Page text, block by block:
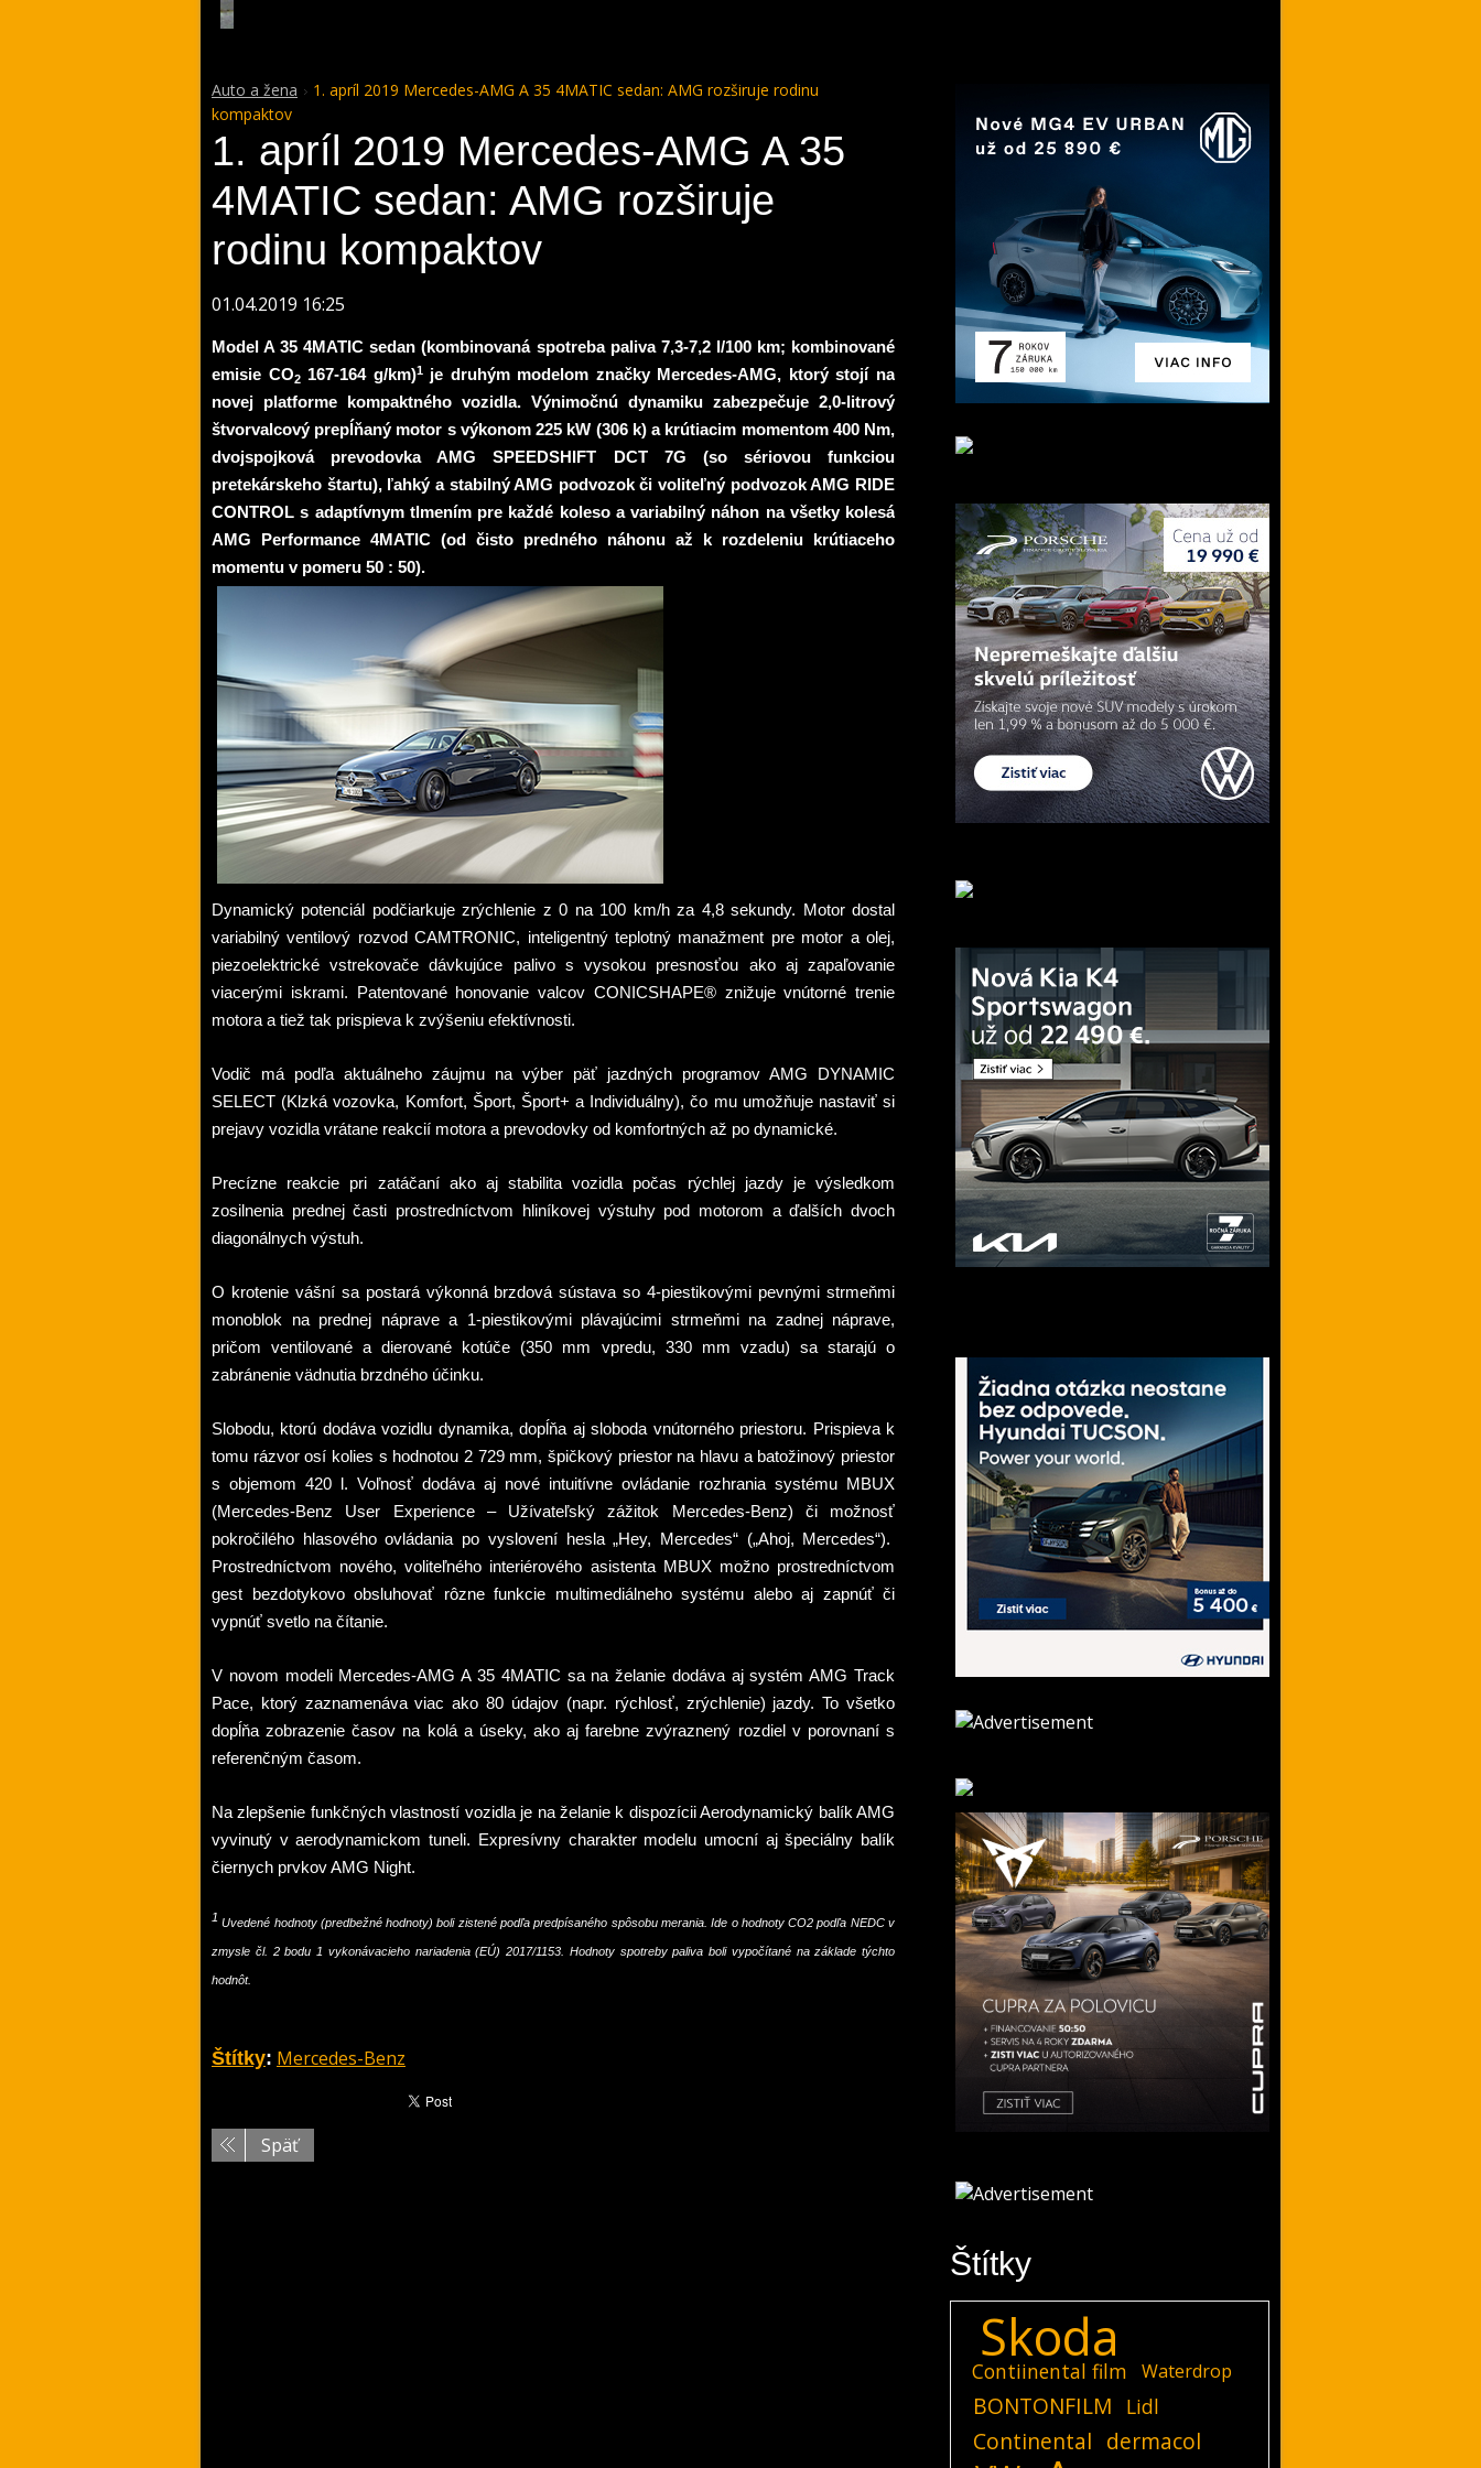
Auto a žena
1. apríl 2019 Mercedes-AMG A 35 4MATIC sedan: AMG rozširuje rodinu
kompaktov
1. apríl 2019 Mercedes-AMG A 35
4MATIC sedan: AMG rozširuje
rodinu kompaktov
01.04.2019 16:25
Model A 35 4MATIC sedan (kombinovaná spotreba paliva 7,3-7,2 l/100 km; kombinované
emisie CO2167-164 g/km)1je druhým modelom značky Mercedes-AMG, ktorý stojí na
novej platforme kompaktného vozidla. Výnimočnú dynamiku zabezpečuje 2,0-litrový
štvorvalcový prep ĺňaný motor s výkonom 225 kW (306 k) a krútiacim momentom 400 Nm,
dvojspojková prevodovka AMG SPEEDSHIFT DCT 7G (so sériovou funkciou
pretekárskeho štartu), ľahký a stabilný AMG podvozokči volite ľný podvozok AMG RIDE
CONTROL s adaptívnym tlmením pre každé koleso a variabilný náhon na všetky kolesá
AMG Performance 4MATIC (od čisto predného náhonu až k rozdeleniu krútiaceho
momentu v pomeru 50 : 50).
Dynamický potenciál podčiarkuje zrýchlenie z 0 na 100 km/h za 4,8 sekundy. Motor dostal
variabilný ventilový rozvod CAMTRONIC, inteligentný teplotný manažment pre motor a olej,
piezoelektrické vstrekovače dávkujúce palivo s vysokou presnosťou ako aj zapaľovanie
viacerými iskrami. Patentované honovanie valcov CONICSHAPE® znižuje vnútorné trenie
motora a tiež tak prispieva k zvýšeniu efektívnosti.
Vodič má pod ľa aktuálneho záujmu na výber päť jazdných programov AMG DYNAMIC
SELECT (Klzká vozovka, Komfort, Šport, Šport+ a Individuálny),čo mu umožňuje nastaviťsi
prejavy vozidla vrátane reakcií motora a prevodovky od komfortných až po dynamické.
Precízne reakcie pri zatáčaní ako aj stabilita vozidla počas rýchlej jazdy je výsledkom
zosilnenia prednejčasti prostredníctvom hliníkovej výstuhy pod motorom aďalších dvoch
diagonálnych výstuh.
O krotenie vášní sa postará výkonná brzdová sústava so 4-piestikovými pevnými strmeňmi
monoblok na prednej náprave a 1-piestikovými plávajúcimi strmeňmi na zadnej náprave,
pričom ventilované a dierované kotúče (350 mm vpredu, 330 mm vzadu) sa starajú o
zabránenie vädnutia brzdného účinku.
Slobodu, ktorú dodáva vozidlu dynamika, dop ĺňa aj sloboda vnútorného priestoru. Prispieva k
tomu rázvor osí kolies s hodnotou 2 729 mm, špičkový priestor na hlavu a batožinový priestor
s objemom 420 l. Voľnosť dodáva aj nové intuitívne ovládanie rozhrania systému MBUX
(Mercedes-Benz User Experience – Užívateľský zážitok Mercedes-Benz) či možnosť
pokročilého hlasového ovládania po vyslovení hesla „Hey, Mercedes“ („Ahoj, Mercedes“).
Prostredníctvom nového, voliteľného interiérového asistenta MBUX možno prostredníctvom
gest bezdotykovo obsluhovať rôzne funkcie multimediálneho systému alebo aj zapnúť či
vypnúť svetlo na čítanie.
V novom modeli Mercedes-AMG A 35 4MATIC sa na želanie dodáva aj systém AMG Track
Pace, ktorý zaznamenáva viac ako 80 údajov (napr. rýchlosť, zrýchlenie) jazdy. To všetko
dop ĺňa zobrazeniečasov na kolá a úseky, ako aj farebne zvýraznený rozdiel v porovnaní s
referenčným časom.
Na zlepšenie funkčných vlastností vozidla je na želanie k dispozícii Aerodynamický balík AMG
vyvinutý v aerodynamickom tuneli. Expresívny charakter modelu umocní aj špeciálny balík
čiernych prvkov AMG Night.
1 Uvedené hodnoty (predbežné hodnoty) boli zistené podľa predpísaného spôsobu merania. Ide o hodnoty CO2 podľa NEDC v
zmysle čl. 2 bodu 1 vykonávacieho nariadenia (EÚ) 2017/1153. Hodnoty spotreby paliva boli vypočítané na základe týchto
hodnôt.
Štítky: Mercedes-Benz
Späť
Štítky
Skoda
Contiinental film Waterdrop
BONTONFILM Lidl
Continental dermacol